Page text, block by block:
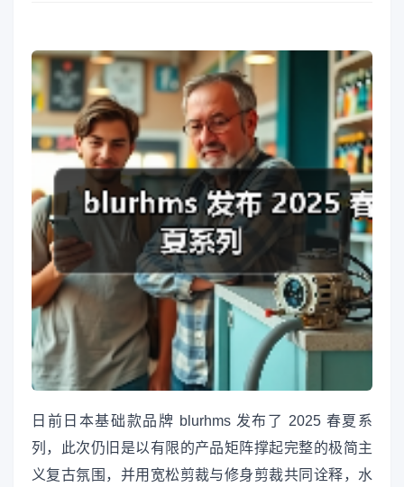
日前日本基础款品牌 blurhms 发布了 2025 春夏系
列，此次仍旧是以有限的产品矩阵撑起完整的极简主
义复古氛围，并用宽松剪裁与修身剪裁共同诠释，水